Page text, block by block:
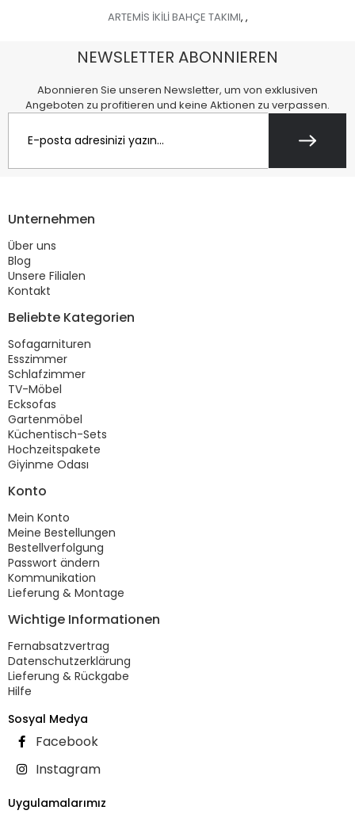
ARTEMİS İKİLİ BAHÇE TAKIMI, ,
NEWSLETTER ABONNIEREN
Abonnieren Sie unseren Newsletter, um von exklusiven
Angeboten zu profitieren und keine Aktionen zu verpassen.
Unternehmen
Über uns
Blog
Unsere Filialen
Kontakt
Beliebte Kategorien
Sofagarnituren
Esszimmer
Schlafzimmer
TV-Möbel
Ecksofas
Gartenmöbel
Küchentisch-Sets
Hochzeitspakete
Giyinme Odası
Konto
Mein Konto
Meine Bestellungen
Bestellverfolgung
Passwort ändern
Kommunikation
Lieferung & Montage
Wichtige Informationen
Fernabsatzvertrag
Datenschutzerklärung
Lieferung & Rückgabe
Hilfe
Sosyal Medya
Facebook
Instagram
Uygulamalarımız